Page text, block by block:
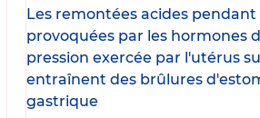
Les remontées acides pendant
provoquées par les hormones
pression exercée par l'utérus
entraînent des brûlures
gastrique